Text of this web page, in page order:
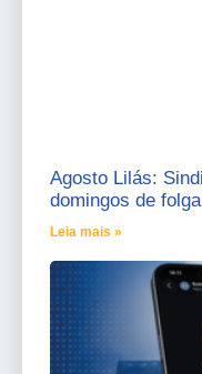
Agosto Lilás:
domingos de
Leia mais »